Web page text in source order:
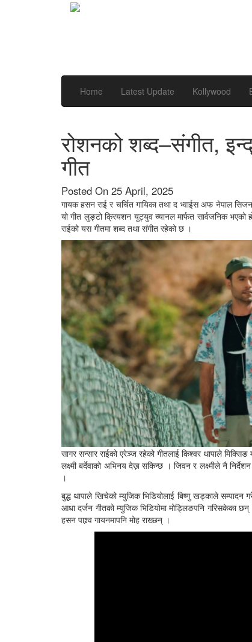
Home Latest Update Kollywood
रोशनको शब्द–संगीत,
गीत
Posted On 25 April, 2025
गायक हसन राई र चर्चित गायिका तथा द भ्वाईस अफ नेपाल
यो गीत लुङ्टो क्रियशन युट्युव च्यानल मार्फत सार्वजनिक
राईको यस गीतमा शब्द तथा संगीत रहेको छ ।
सागर सन्सार राईको एरेञ्ज रहेको गीतलाई किश्वर थापाले
लक्ष्मी बर्देवाको अभिनय देख्न सकिन्छ । जिवन र लक्ष्मीले नै
।
बुद्ध थापाले खिचेको म्युजिक भिडियोलाई बिष्णु खड्काले
आधा दर्जन गीतको म्युजिक भिडियोमा मोड्लिङपनि गरिसकेका
हसन पाश्र्व गायनमापनि मोह राख्छन् ।